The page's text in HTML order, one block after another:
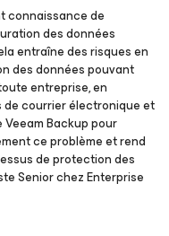
connaissance de
des données
entraîne des risques en
des données pouvant
entreprise, en
courrier électronique et
Backuppour
ce problème et rend
de protection des
Senior chez Enterprise